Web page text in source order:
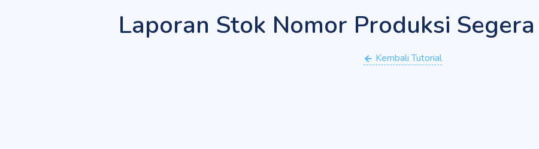
Laporan Stok Nomor Produksi
Kembali Tutorial